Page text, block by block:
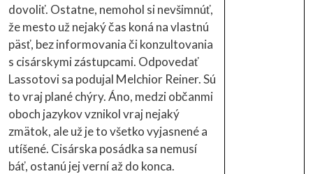
dovoliť. Ostatne, nemohol si nevšimnúť,
že mesto už nejaký čas koná na vlastnú
päsť, bez informovania či konzultovania
s cisárskymi zástupcami. Odpovedať
Lassotovi sa podujal Melchior Reiner. Sú
to vraj plané chýry. Áno, medzi občanmi
oboch jazykov vznikol vraj nejaký
zmätok, ale už je to všetko vyjasnené a
utíšené. Cisárska posádka sa nemusí
báť, ostanú jej verní až do konca.